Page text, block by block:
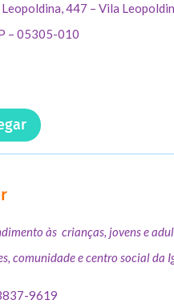
447 – Vila
– 05305-010
às crianças, jovens e
comunidade e centro social da
9619